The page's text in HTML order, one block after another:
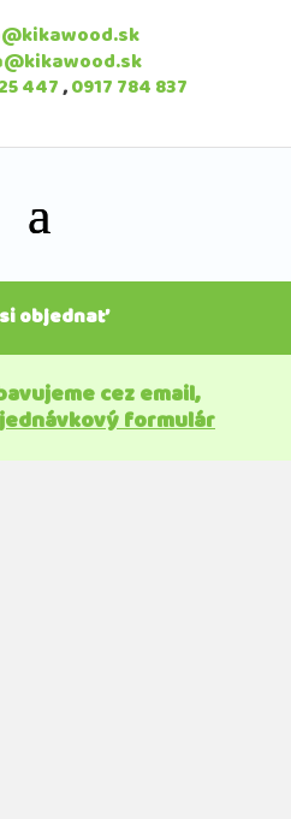
447,0917 784 837
si objednať
cez email,
formulár